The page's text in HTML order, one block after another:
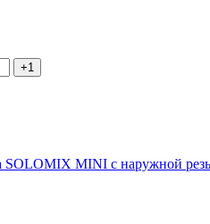
+1
SOLOMIX MINI с наружной